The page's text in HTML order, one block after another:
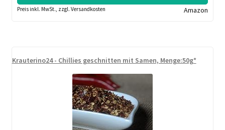
Preis inkl. MwSt., zzgl. Versandkosten Amazon
Krauterino24 - Chillies geschnitten mit Samen, Menge:50g*